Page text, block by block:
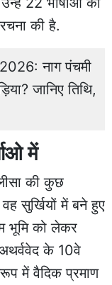
की है.
नाग पंचमी
जानिए तिथि,
में
की कुछ
सुर्खियों में बने हुए
भूमि को लेकर
के 10वे
में वैदिक प्रमाण